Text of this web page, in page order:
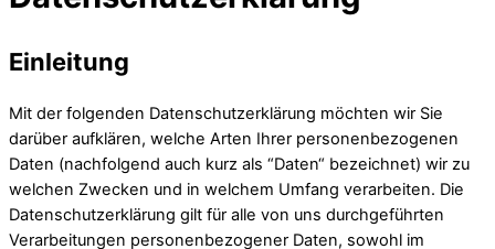
Einleitung
Mit der folgenden Datenschutzerklärung möchten wir Sie
darüber aufklären, welche Arten Ihrer personenbezogenen
Daten (nachfolgend auch kurz als “Daten“ bezeichnet) wir zu
welchen Zwecken und in welchem Umfang verarbeiten. Die
Datenschutzerklärung gilt für alle von uns durchgeführten
Verarbeitungen personenbezogener Daten, sowohl im